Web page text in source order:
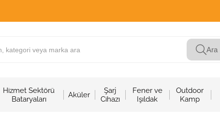
Ara
Hizmet Sektörü
Bataryaları
Aküler
Şarj
Cihazı
Fener ve
Işıldak
Outdoor
Kamp